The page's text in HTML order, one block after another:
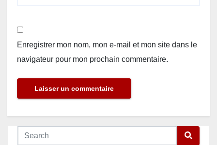
Enregistrer mon nom, mon e-mail et mon site dans le
navigateur pour mon prochain commentaire.